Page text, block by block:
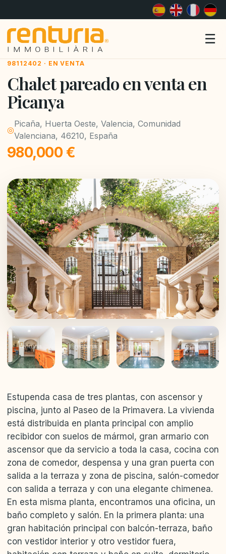
☰
98112402 · EN VENTA
Chalet pareado en venta en
Picanya
◎
Picaña, Huerta Oeste, Valencia, Comunidad
Valenciana, 46210, España
980,000 €
Estupenda casa de tres plantas, con ascensor y
piscina, junto al Paseo de la Primavera. La vivienda
está distribuida en planta principal con amplio
recibidor con suelos de mármol, gran armario con
ascensor que da servicio a toda la casa, cocina con
zona de comedor, despensa y una gran puerta con
salida a la terraza y zona de piscina, salón-comedor
con salida a terraza y con una elegante chimenea.
En esta misma planta, encontramos una oficina, un
baño completo y salón. En la primera planta: una
gran habitación principal con balcón-terraza, baño
con vestidor interior y otro vestidor fuera,